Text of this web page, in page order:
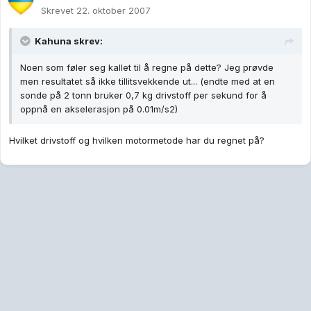
Skrevet 22. oktober 2007
Kahuna skrev:
Noen som føler seg kallet til å regne på dette? Jeg prøvde
men resultatet så ikke tillitsvekkende ut... (endte med at en
sonde på 2 tonn bruker 0,7 kg drivstoff per sekund for å
oppnå en akselerasjon på 0.01m/s2)
Hvilket drivstoff og hvilken motormetode har du regnet på?